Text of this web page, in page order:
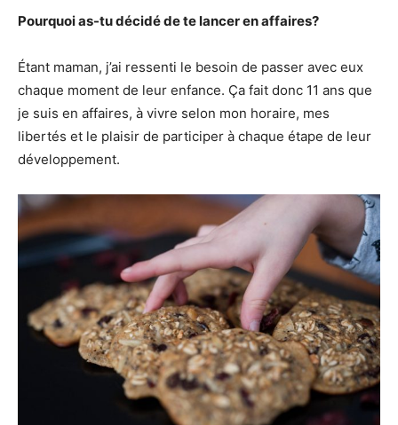
Pourquoi as-tu décidé de te lancer en affaires?
Étant maman, j’ai ressenti le besoin de passer avec eux
chaque moment de leur enfance. Ça fait donc 11 ans que
je suis en affaires, à vivre selon mon horaire, mes
libertés et le plaisir de participer à chaque étape de leur
développement.